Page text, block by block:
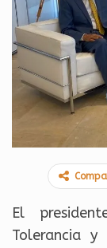
El
Tolerancia